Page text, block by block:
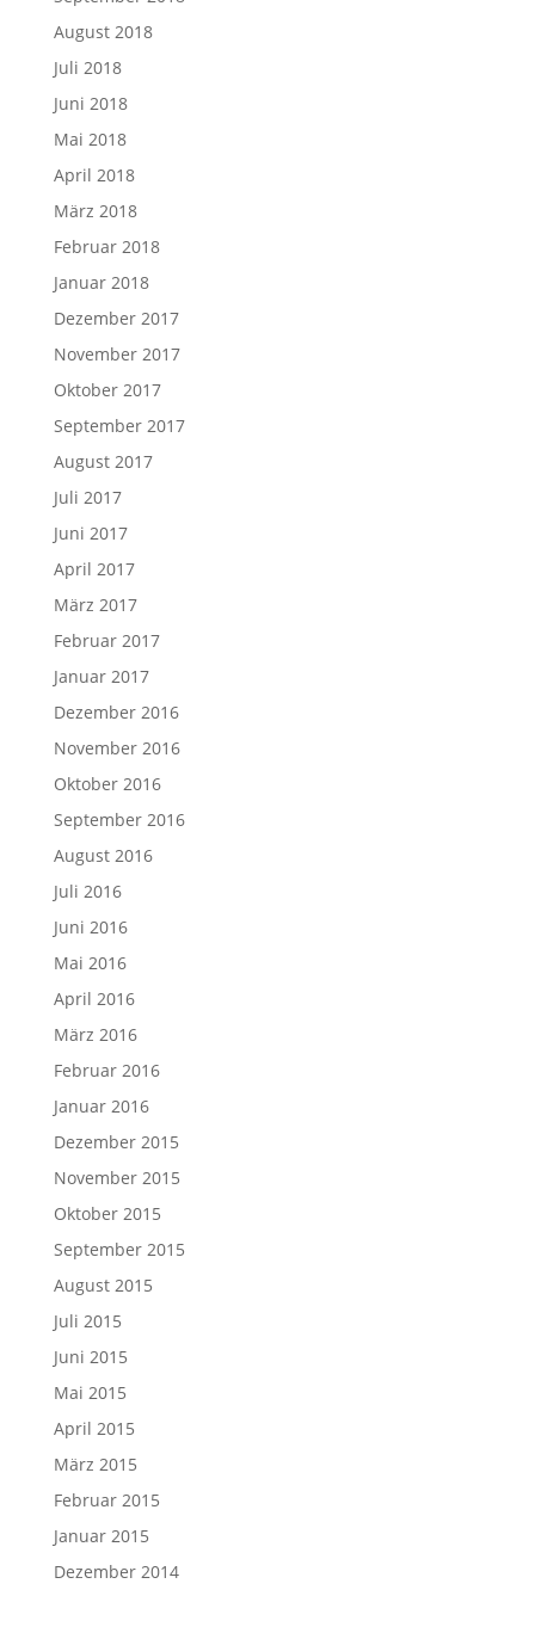
August 2018
Juli 2018
Juni 2018
Mai 2018
April 2018
März 2018
Februar 2018
Januar 2018
Dezember 2017
November 2017
Oktober 2017
September 2017
August 2017
Juli 2017
Juni 2017
April 2017
März 2017
Februar 2017
Januar 2017
Dezember 2016
November 2016
Oktober 2016
September 2016
August 2016
Juli 2016
Juni 2016
Mai 2016
April 2016
März 2016
Februar 2016
Januar 2016
Dezember 2015
November 2015
Oktober 2015
September 2015
August 2015
Juli 2015
Juni 2015
Mai 2015
April 2015
März 2015
Februar 2015
Januar 2015
Dezember 2014